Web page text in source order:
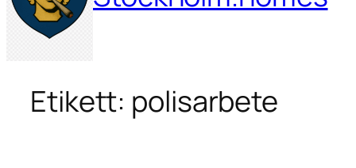
Etikett: polisarbete